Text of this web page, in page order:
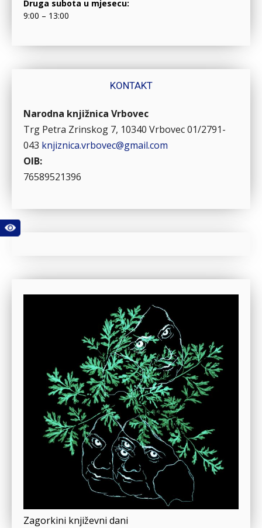
Druga subota u mjesecu:
9:00 – 13:00
KONTAKT
Narodna knjižnica Vrbovec
Trg Petra Zrinskog 7, 10340 Vrbovec01/2791-
043 knjiznica.vrbovec@gmail.com
OIB:
76589521396
Zagorkini književni dani